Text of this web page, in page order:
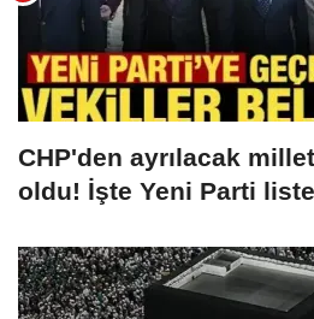
CHP'den ayrılacak
oldu! İşte Yeni Parti